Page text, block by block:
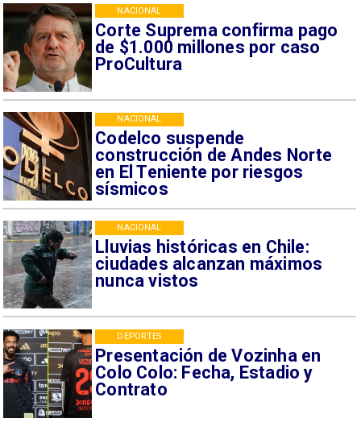
Corte Suprema confirma pago
de $1.000 millones por caso
ProCultura
NACIONAL
Codelco suspende
construcción de Andes Norte
en El Teniente por riesgos
sísmicos
NACIONAL
Lluvias históricas en Chile:
ciudades alcanzan máximos
nunca vistos
NACIONAL
Presentación de Vozinha en
Colo Colo: Fecha, Estadio y
Contrato
DEPORTES